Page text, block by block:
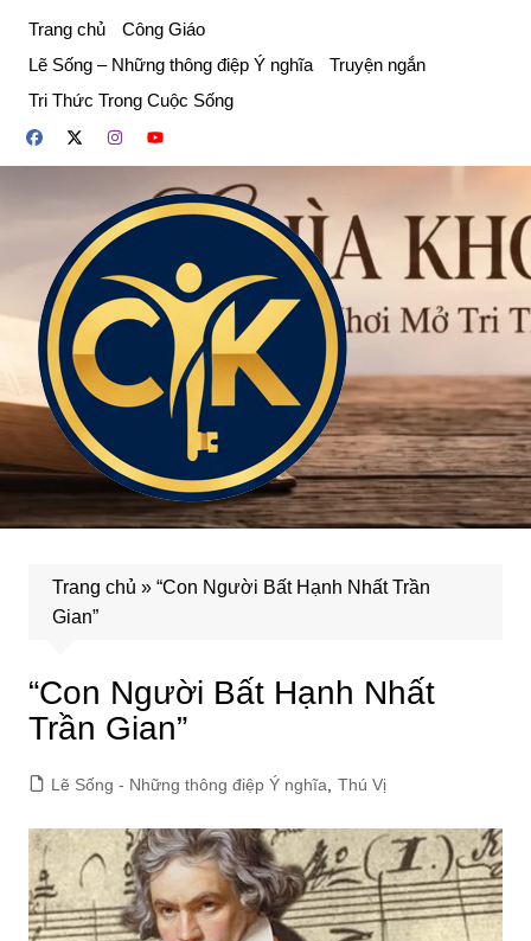
phần
dung
Trang chủ
Công Giáo
Lẽ Sống – Những thông điệp Ý nghĩa
Truyện ngắn
Tri Thức Trong Cuộc Sống
Trang chủ » “Con Người Bất Hạnh Nhất Trần
Gian”
“Con Người Bất Hạnh Nhất
Trần Gian”
Lẽ Sống - Những thông điệp Ý nghĩa Thú Vị